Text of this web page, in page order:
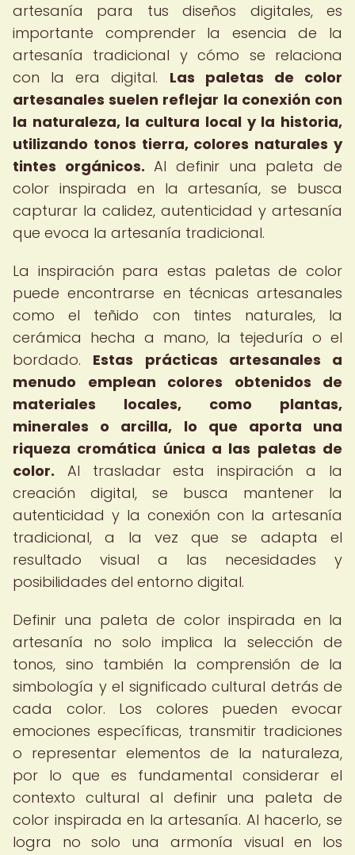
artesanía para tus diseños digitales, es
importante comprender la esencia de la
artesanía tradicional y cómo se relaciona
con la era digital. Las paletas de color
artesanales suelen reflejar la conexión con
la naturaleza, la cultura local y la historia,
utilizando tonos tierra, colores naturales y
tintes orgánicos. Al definir una paleta de
color inspirada en la artesanía, se busca
capturar la calidez, autenticidad y artesanía
que evoca la artesanía tradicional.
La inspiración para estas paletas de color
puede encontrarse en técnicas artesanales
como el teñido con tintes naturales, la
cerámica hecha a mano, la tejeduría o el
bordado. Estas prácticas artesanales a
menudo emplean colores obtenidos de
materiales locales, como plantas,
minerales o arcilla, lo que aporta una
riqueza cromática única a las paletas de
color. Al trasladar esta inspiración a la
creación digital, se busca mantener la
autenticidad y la conexión con la artesanía
tradicional, a la vez que se adapta el
resultado visual a las necesidades y
posibilidades del entorno digital.
Definir una paleta de color inspirada en la
artesanía no solo implica la selección de
tonos, sino también la comprensión de la
simbología y el significado cultural detrás de
cada color. Los colores pueden evocar
emociones específicas, transmitir tradiciones
o representar elementos de la naturaleza,
por lo que es fundamental considerar el
contexto cultural al definir una paleta de
color inspirada en la artesanía. Al hacerlo, se
logra no solo una armonía visual en los